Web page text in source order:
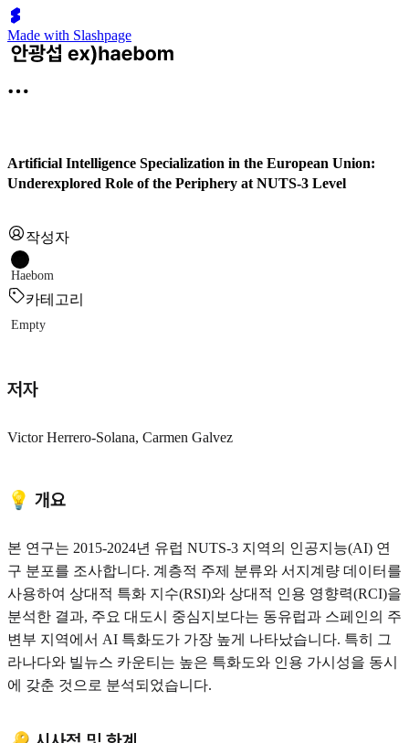
Made with Slashpage
Artificial Intelligence Specialization in the European Union:
Underexplored Role of the Periphery at NUTS-3 Level
작성자
Haebom
카테고리
Empty
저자
Victor Herrero-Solana, Carmen Galvez
💡 개요
본 연구는 2015-2024년 유럽 NUTS-3 지역의 인공지능(AI) 연
구 분포를 조사합니다. 계층적 주제 분류와 서지계량 데이터를
사용하여 상대적 특화 지수(RSI)와 상대적 인용 영향력(RCI)을
분석한 결과, 주요 대도시 중심지보다는 동유럽과 스페인의 주
변부 지역에서 AI 특화도가 가장 높게 나타났습니다. 특히 그
라나다와 빌뉴스 카운티는 높은 특화도와 인용 가시성을 동시
에 갖춘 것으로 분석되었습니다.